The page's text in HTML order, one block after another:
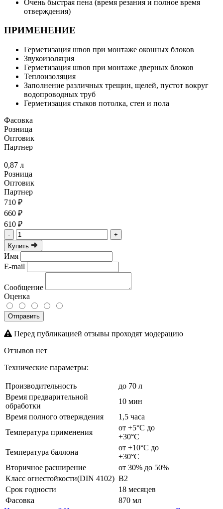
Очень быстрая пена (время резания и полное время
отверждения)
ПРИМЕНЕНИЕ
Герметизация швов при монтаже оконных блоков
Звукоизоляция
Герметизация швов при монтаже дверных блоков
Теплоизоляция
Заполнение различных трещин, щелей, пустот вокруг
водопроводных труб
Герметизация стыков потолка, стен и пола
Фасовка
Розница
Оптовик
Партнер
0,87 л
Розница
Оптовик
Партнер
710 ₽
660 ₽
610 ₽
-
+
Купить
Имя
E-mail
Сообщение
Оценка
Отправить
Перед публикацией отзывы проходят модерацию
Отзывов нет
Технические параметры:
Производительность
до 70 л
Время предварительной
обработки
10 мин
Время полного отверждения
1,5 часа
Температура применения
от +5°C до
+30°C
Температура баллона
от +10°C до
+30°C
Вторичное расширение
от 30% до 50%
Класс огнестойкости(DIN 4102) B2
Срок годности
18 месяцев
Фасовка
870 мл